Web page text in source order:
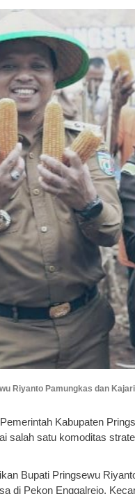
Riyanto Pamungkas dan
Kabupaten
salah satu komoditas
Bupati Pringsewu
di Pekon Enggalrejo,